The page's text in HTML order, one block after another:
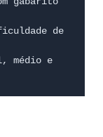
de
médio e